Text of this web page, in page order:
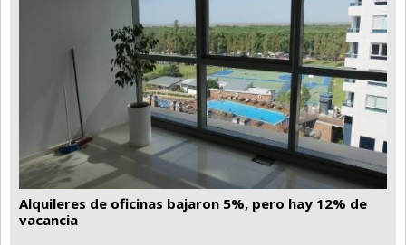
Santa Fe
Show Business
Tecnología
Tendencias
Viajes
Alquileres de oficinas bajaron 5%, pero hay 12% de
vacancia